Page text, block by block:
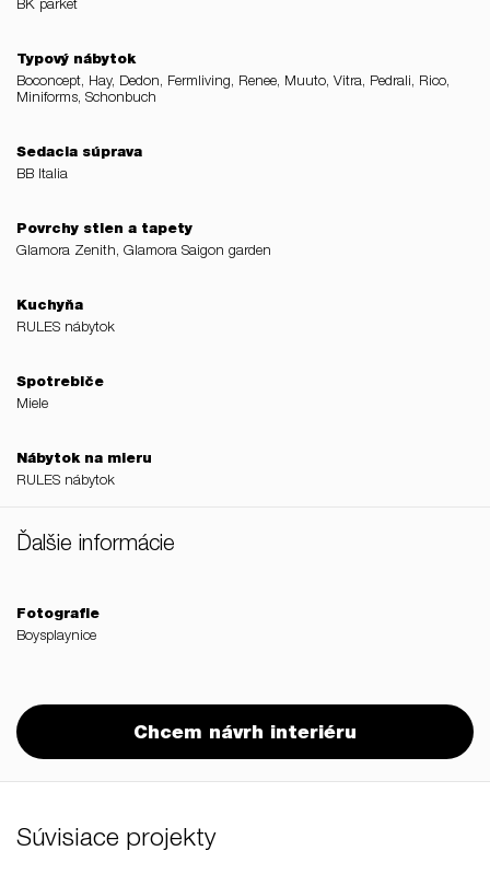
BK parket
Typový nábytok
Boconcept, Hay, Dedon, Fermliving, Renee, Muuto, Vitra, Pedrali, Rico,
Miniforms, Schonbuch
Sedacia súprava
BB Italia
Povrchy stien a tapety
Glamora Zenith, Glamora Saigon garden
Kuchyňa
RULES nábytok
Spotrebiče
Miele
Nábytok na mieru
RULES nábytok
Ďalšie informácie
Fotografie
Boysplaynice
Chcem návrh interiéru
Súvisiace projekty